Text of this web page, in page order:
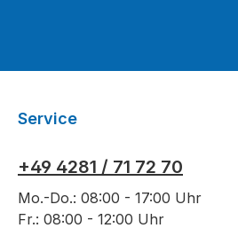
Service
+49 4281 / 71 72 70
Mo.-Do.: 08:00 - 17:00 Uhr
Fr.: 08:00 - 12:00 Uhr